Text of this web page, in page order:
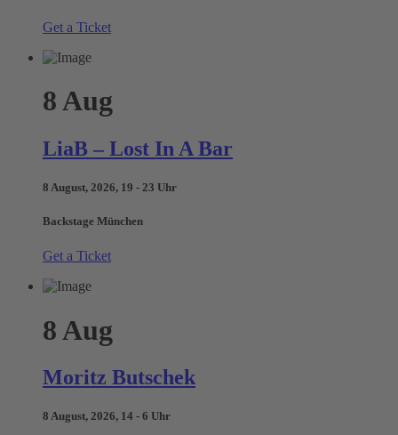
Get a Ticket
8 Aug
LiaB – Lost In A Bar
8 August, 2026, 19 - 23 Uhr
Backstage München
Get a Ticket
8 Aug
Moritz Butschek
8 August, 2026, 14 - 6 Uhr